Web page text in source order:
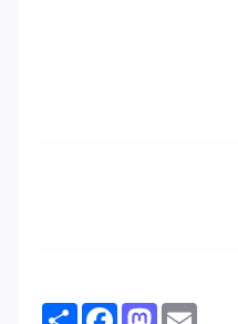
Share FacebookMastodon